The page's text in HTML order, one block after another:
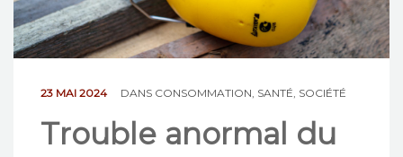
CONTACT
23 MAI 2024 DANS CONSOMMATION SANTÉ SOCIÉTÉ
Trouble anormal du